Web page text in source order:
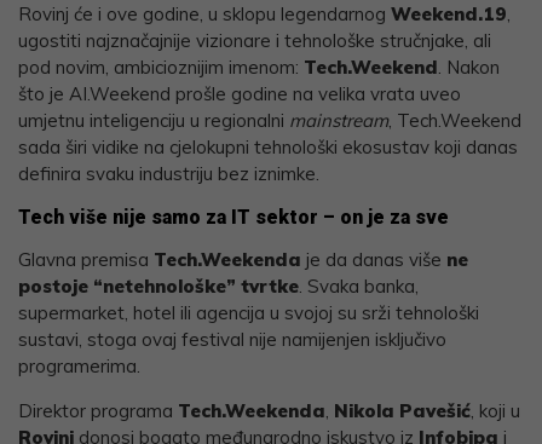
Rovinj će i ove godine, u sklopu legendarnog Weekend.19
ugostiti najznačajnije vizionare i tehnološke stručnjake, ali
pod novim, ambicioznijim imenom: Tech.Weekend . Nakon
što je AI.Weekend prošle godine na velika vrata uveo
umjetnu inteligenciju u regionalni mainstream, Tech.Weekend
sada širi vidike na cjelokupni tehnološki ekosustav koji danas
definira svaku industriju bez iznimke.
Tech više nije samo za IT sektor – on je za sve
Glavna premisa Tech.Weekenda je da danas više ne
postoje “netehnološke” tvrtke . Svaka banka,
supermarket, hotel ili agencija u svojoj su srži tehnološki
sustavi, stoga ovaj festival nije namijenjen isključivo
programerima.
Direktor programa Tech.Weekenda Nikola Pavešić , koji u
Rovinj donosi bogato međunarodno iskustvo iz Infobipa i